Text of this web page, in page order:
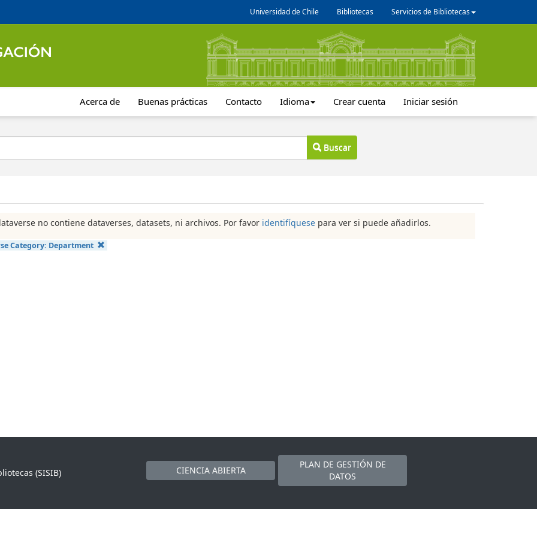
Universidad de Chile Bibliotecas Servicios de Bibliotecas
Acerca de Buenas prácticas Contacto Idioma Crear cuenta Iniciar sesión
Buscar
no contiene dataverses, datasets, ni archivos. Por favor identifíquese para ver si puede añadirlos.
Category: Department
(SISIB)
CIENCIA ABIERTA
PLAN DE GESTIÓN DE
DATOS